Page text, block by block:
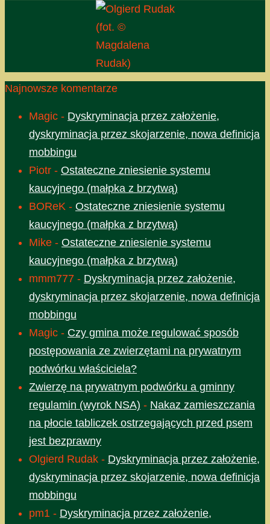
(fot. ©
Magdalena
Rudak)
Najnowsze komentarze
Magic - Dyskryminacja przez założenie,
dyskryminacja przez skojarzenie, nowa definicja
mobbingu
Piotr - Ostateczne zniesienie systemu
kaucyjnego (małpka z brzytwą)
BOReK - Ostateczne zniesienie systemu
kaucyjnego (małpka z brzytwą)
Mike - Ostateczne zniesienie systemu
kaucyjnego (małpka z brzytwą)
mmm777 - Dyskryminacja przez założenie,
dyskryminacja przez skojarzenie, nowa definicja
mobbingu
Magic - Czy gmina może regulować sposób
postępowania ze zwierzętami na prywatnym
podwórku właściciela?
Zwierzę na prywatnym podwórku a gminny
regulamin (wyrok NSA) - Nakaz zamieszczania
na płocie tabliczek ostrzegających przed psem
jest bezprawny
Olgierd Rudak - Dyskryminacja przez założenie,
dyskryminacja przez skojarzenie, nowa definicja
mobbingu
pm1 - Dyskryminacja przez założenie,